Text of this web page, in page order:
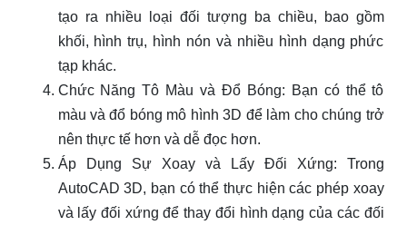
tạo ra nhiều loại đối tượng ba chiều, bao gồm
khối, hình trụ, hình nón và nhiều hình dạng phức
tạp khác.
Chức Năng Tô Màu và Đổ Bóng: Bạn có thể tô
màu và đổ bóng mô hình 3D để làm cho chúng trở
nên thực tế hơn và dễ đọc hơn.
Áp Dụng Sự Xoay và Lấy Đối Xứng: Trong
AutoCAD 3D, bạn có thể thực hiện các phép xoay
và lấy đối xứng để thay đổi hình dạng của các đối